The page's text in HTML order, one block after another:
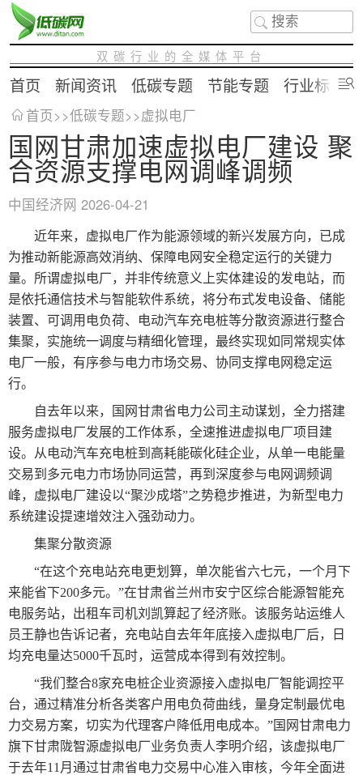
双碳行业的全媒体平台
首页 新闻资讯 低碳专题 节能专题 行业标准
首页>>低碳专题>>虚拟电厂
国网甘肃加速虚拟电厂建设 聚
合资源支撑电网调峰调频
中国经济网 2026-04-21
近年来，虚拟电厂作为能源领域的新兴发展方向，已成
为推动新能源高效消纳、保障电网安全稳定运行的关键力
量。所谓虚拟电厂，并非传统意义上实体建设的发电站，而
是依托通信技术与智能软件系统，将分布式发电设备、储能
装置、可调用电负荷、电动汽车充电桩等分散资源进行整合
集聚，实施统一调度与精细化管理，最终实现如同常规实体
电厂一般，有序参与电力市场交易、协同支撑电网稳定运
行。
自去年以来，国网甘肃省电力公司主动谋划，全力搭建
服务虚拟电厂发展的工作体系，全速推进虚拟电厂项目建
设。从电动汽车充电桩到高耗能碳化硅企业，从单一电能量
交易到多元电力市场协同运营，再到深度参与电网调频调
峰，虚拟电厂建设以“聚沙成塔”之势稳步推进，为新型电力
系统建设提速增效注入强劲动力。
集聚分散资源
“在这个充电站充电更划算，单次能省六七元，一个月下
来能省下200多元。”在甘肃省兰州市安宁区综合能源智能充
电服务站，出租车司机刘凯算起了经济账。该服务站运维人
员王静也告诉记者，充电站自去年年底接入虚拟电厂后，日
均充电量达5000千瓦时，运营成本得到有效控制。
“我们整合8家充电桩企业资源接入虚拟电厂智能调控平
台，通过精准分析各类客户用电负荷曲线，量身定制最优电
力交易方案，切实为代理客户降低用电成本。”国网甘肃电力
旗下甘肃陇智源虚拟电厂业务负责人李明介绍，该虚拟电厂
于去年11月通过甘肃省电力交易中心准入审核，今年全面进